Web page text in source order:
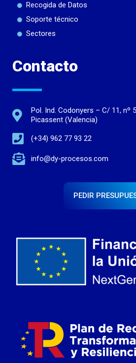
Recogida de Datos
Soporte técnico
Sectores
Contacto
Pol. Ind. Codonyers – C/ 11, nº
Picassent (Valencia)
(+34) 962 77 93 22
info@dy-procesos.com
PEDIR